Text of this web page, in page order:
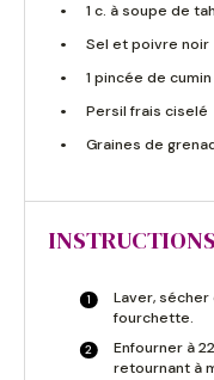
1 c. à soupe de
Sel et poivre noir
1 pincée de
Persil frais ciselé
Graines de
INSTRUCTIONS
Laver,
fourchette.
Enfourner à
retournant à